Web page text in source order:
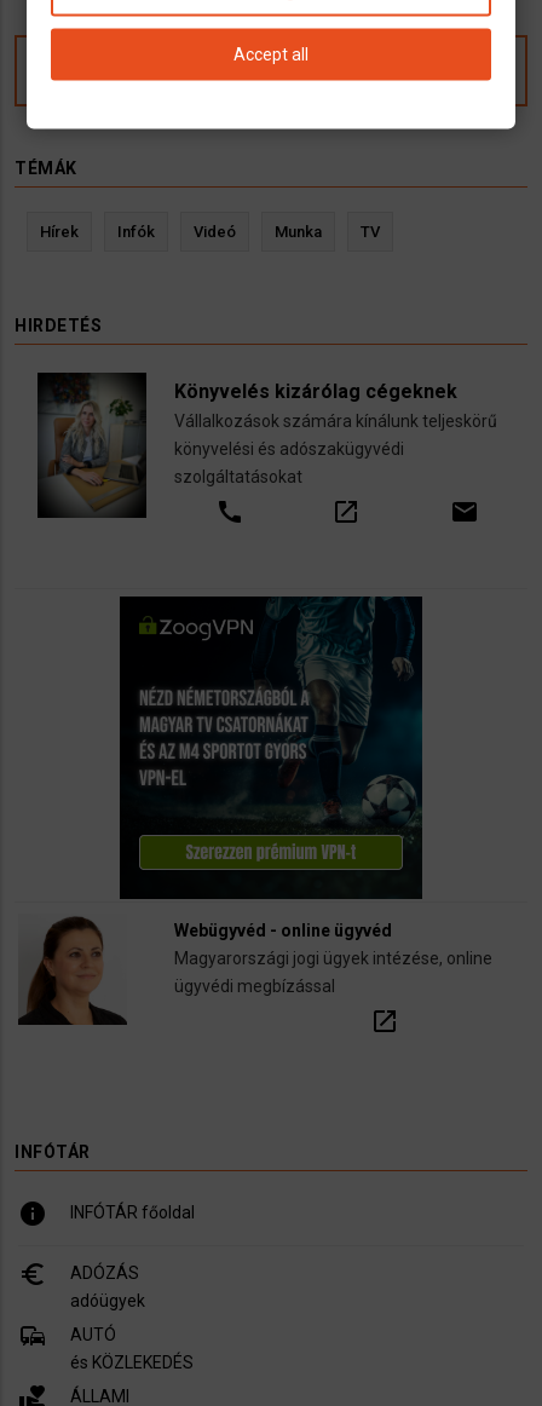
TÉMÁK
Hírek Infók Videó Munka TV
HIRDETÉS
Könyvelés kizárólag cégeknek
Vállalkozások számára kínálunk teljeskörű
könyvelési és adószakügyvédi
szolgáltatásokat
call open_in_new email
Webügyvéd - online ügyvéd
Magyarországi jogi ügyek intézése, online
ügyvédi megbízással
open_in_new
INFÓTÁR
info INFÓTÁR főoldal
euro_symbol
ADÓZÁS
adóügyek
commute
AUTÓ
és KÖZLEKEDÉS
volunteer_activism ÁLLAMI
Accept all